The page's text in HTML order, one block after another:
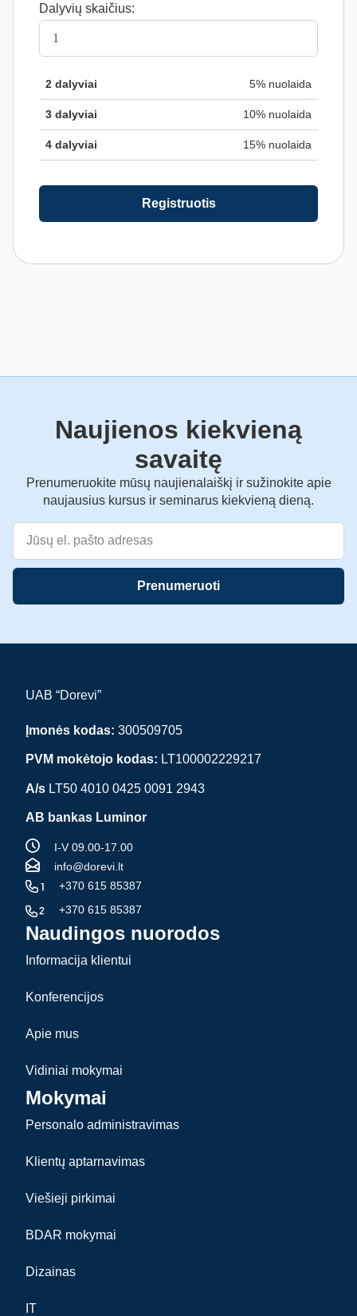
Dalyvių skaičius:
2 dalyviai 5% nuolaida
3 dalyviai 10% nuolaida
4 dalyviai 15% nuolaida
Registruotis
Naujienos kiekvieną
savaitę
Prenumeruokite mūsų naujienalaiškį ir sužinokite apie
naujausius kursus ir seminarus kiekvieną dieną.
Prenumeruoti
UAB “Dorevi”
Įmonės kodas: 300509705
PVM mokėtojo kodas: LT100002229217
A/s LT50 4010 0425 0091 2943
AB bankas Luminor
I-V 09.00-17.00
+370 615 85387
info@dorevi.lt
+370 615 85387
Naudingos nuorodos
Informacija klientui
Konferencijos
Apie mus
Vidiniai mokymai
Mokymai
Personalo administravimas
Klientų aptarnavimas
Viešieji pirkimai
BDAR mokymai
Dizainas
IT